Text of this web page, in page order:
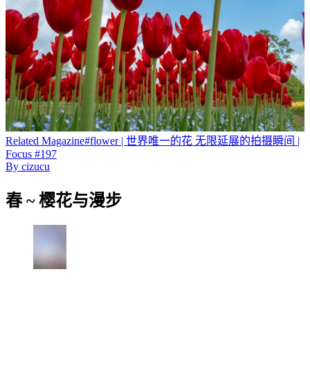
Related Magazine#flower | 世界唯一的花 无限延展的拍摄瞬间 |
Focus #197
By cizucu
春 ~ 樱花与漫步